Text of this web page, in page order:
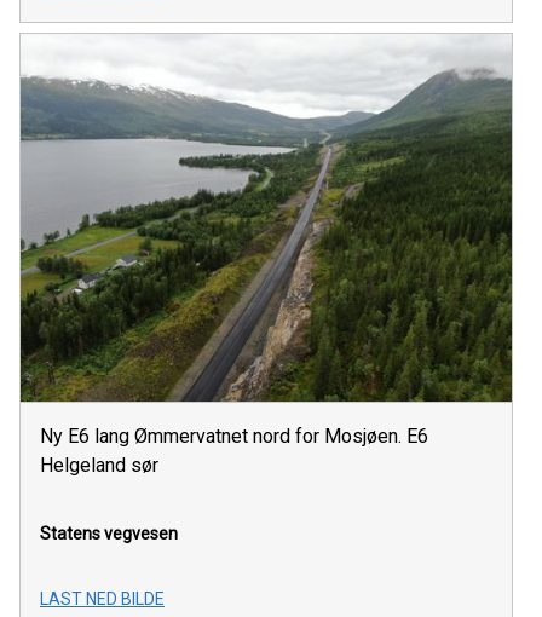
Ny E6 lang Ømmervatnet nord for Mosjøen. E6
Helgeland sør
Statens vegvesen
LAST NED BILDE